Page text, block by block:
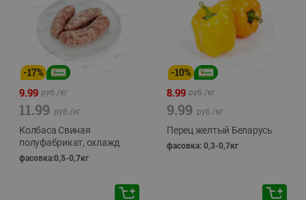
-17%
9.99 руб./кг
11.99 руб./кг
Колбаса Свиная
полуфабрикат, охлажд
фасовка:0,5-0,7кг
-10%
8.99 руб./кг
9.99 руб./кг
Перец желтый Беларусь
фасовка: 0,3-0,7кг